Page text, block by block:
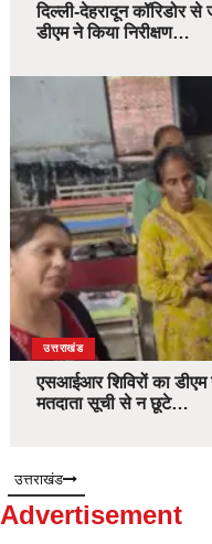
दिल्ली-देहरादून कॉरिडोर
डीएम ने किया निरीक्षण…
उत्तराखंड
एसआईआर शिविरों का डीएम
मतदाता सूची से न छूटे…
उत्तराखंड
Advertisement